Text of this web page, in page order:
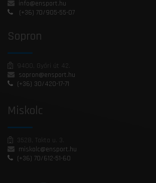
info@ensport.hu
(+36) 70/905-55-07
Sopron
9400, Győri út 42.
sopron@ensport.hu
(+36) 30/420-17-71
Miskolc
3528, Takta u. 3.
miskolc@ensport.hu
(+36) 70/612-51-60